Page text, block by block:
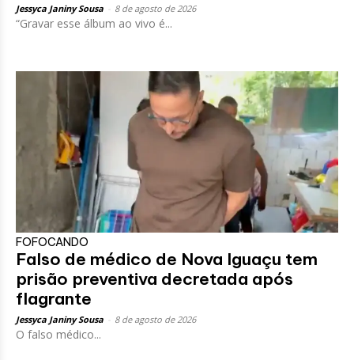
Jessyca Janiny Sousa 8 de agosto de 2026
“Gravar esse álbum ao vivo é...
FOFOCANDO
Falso de médico de Nova Iguaçu tem
prisão preventiva decretada após
flagrante
Jessyca Janiny Sousa 8 de agosto de 2026
O falso médico...